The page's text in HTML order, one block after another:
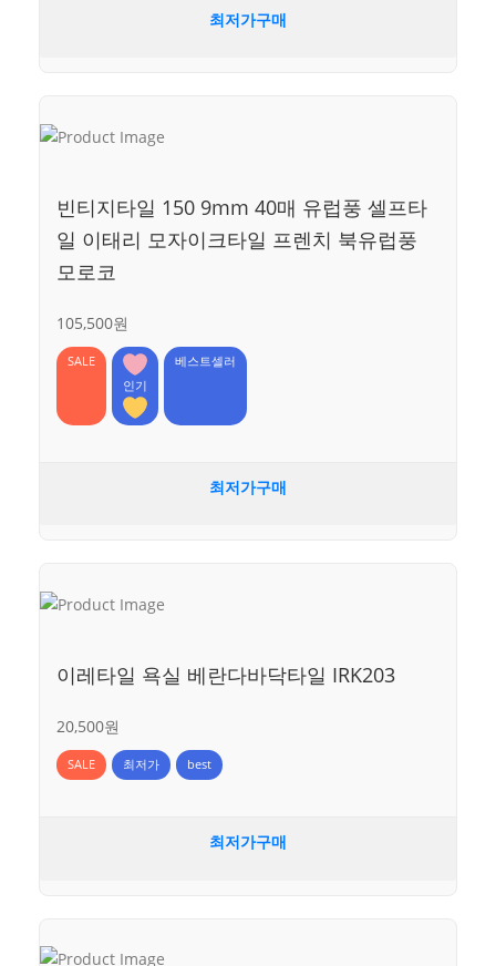
최저가구매
빈티지타일 150 9mm 40매 유럽풍 셀프타
일 이태리 모자이크타일 프렌치 북유럽풍
모로코
105,500원
SALE
인기
베스트셀러
최저가구매
이레타일 욕실 베란다바닥타일 IRK203
20,500원
SALE 최저가 best
최저가구매